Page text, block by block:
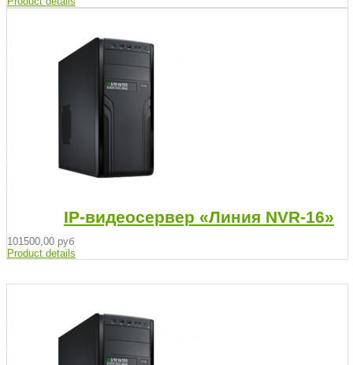
IP-видеосервер «Линия NVR-16»
101500,00 руб
Product details